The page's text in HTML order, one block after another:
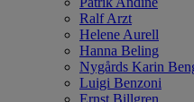
Ralf Arzt
Helene Aurell
Hanna Beling
Nygårds Karin
Luigi Benzoni
Ernst Billgren